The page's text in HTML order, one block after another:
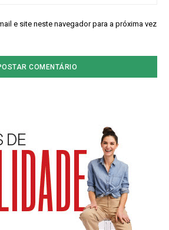
e site neste navegador para a próxima vez